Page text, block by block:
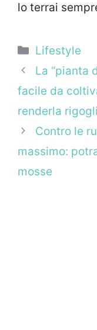
lo terrai
Categorie
Lifestyle
La “pianta
facile da
renderla
Contro le
massimo:
mosse